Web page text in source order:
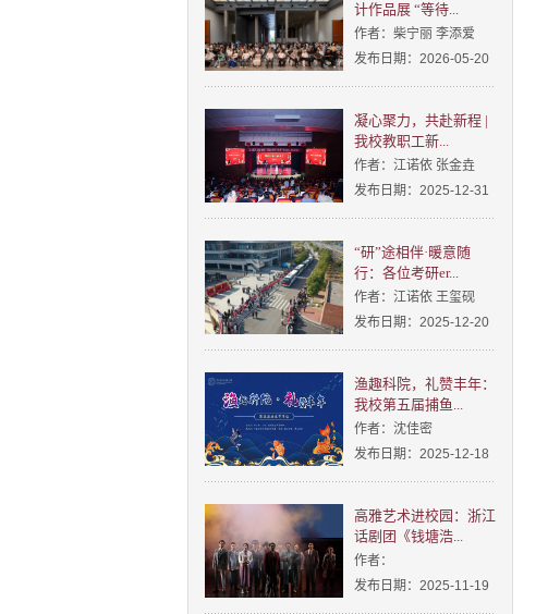
计作品展 “等待...
作者：柴宁丽 李添爱
发布日期：2026-05-20
凝心聚力，共赴新程 |
我校教职工新...
作者：江诺依 张金垚
发布日期：2025-12-31
“研”途相伴·暖意随
行：各位考研er...
作者：江诺依 王玺砚
发布日期：2025-12-20
渔趣科院，礼赞丰年：
我校第五届捕鱼...
作者：沈佳密
发布日期：2025-12-18
高雅艺术进校园：浙江
话剧团《钱塘浩...
作者：
发布日期：2025-11-19